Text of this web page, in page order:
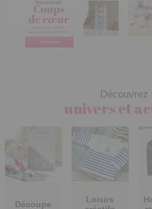
Découvrez
univers et
Découpe
Loisirs